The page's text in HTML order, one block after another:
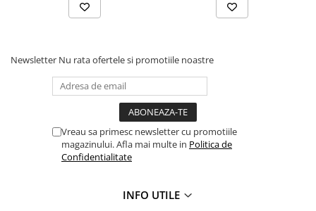
Cilindri vibrocompactori
Betoniere
Depozitare, transport si protectie
Scari de lucru si schele
Echipamente de ridicat
Accesorii pentru depozitare,
Newsletter Nu rata ofertele si promotiile noastre
Vreau sa primesc newsletter cu promotiile
magazinului. Afla mai multe in Politica de
Confidentialitate
INFO UTILE